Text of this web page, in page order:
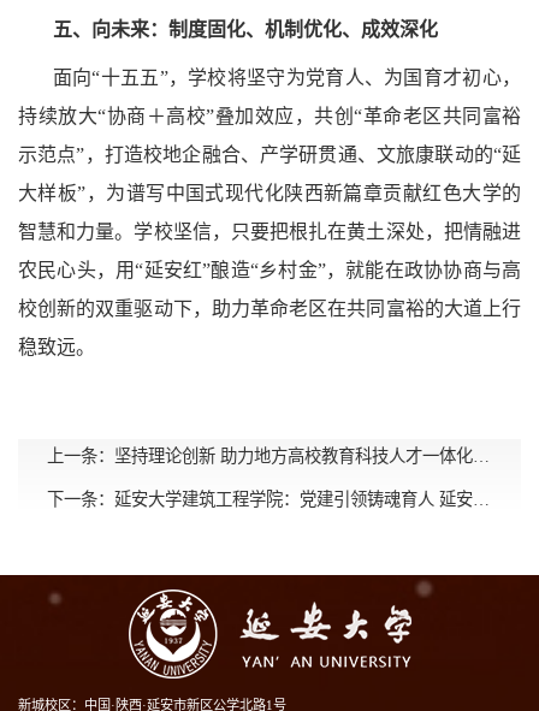
五、向未来：制度固化、机制优化、成效深化
面向“十五五”，学校将坚守为党育人、为国育才初心，
持续放大“协商＋高校”叠加效应，共创“革命老区共同富裕
示范点”，打造校地企融合、产学研贯通、文旅康联动的“延
大样板”，为谱写中国式现代化陕西新篇章贡献红色大学的
智慧和力量。学校坚信，只要把根扎在黄土深处，把情融进
农民心头，用“延安红”酿造“乡村金”，就能在政协协商与高
校创新的双重驱动下，助力革命老区在共同富裕的大道上行
稳致远。
上一条：
下一条：
新城校区：中国·陕西·延安市新区公学北路1号